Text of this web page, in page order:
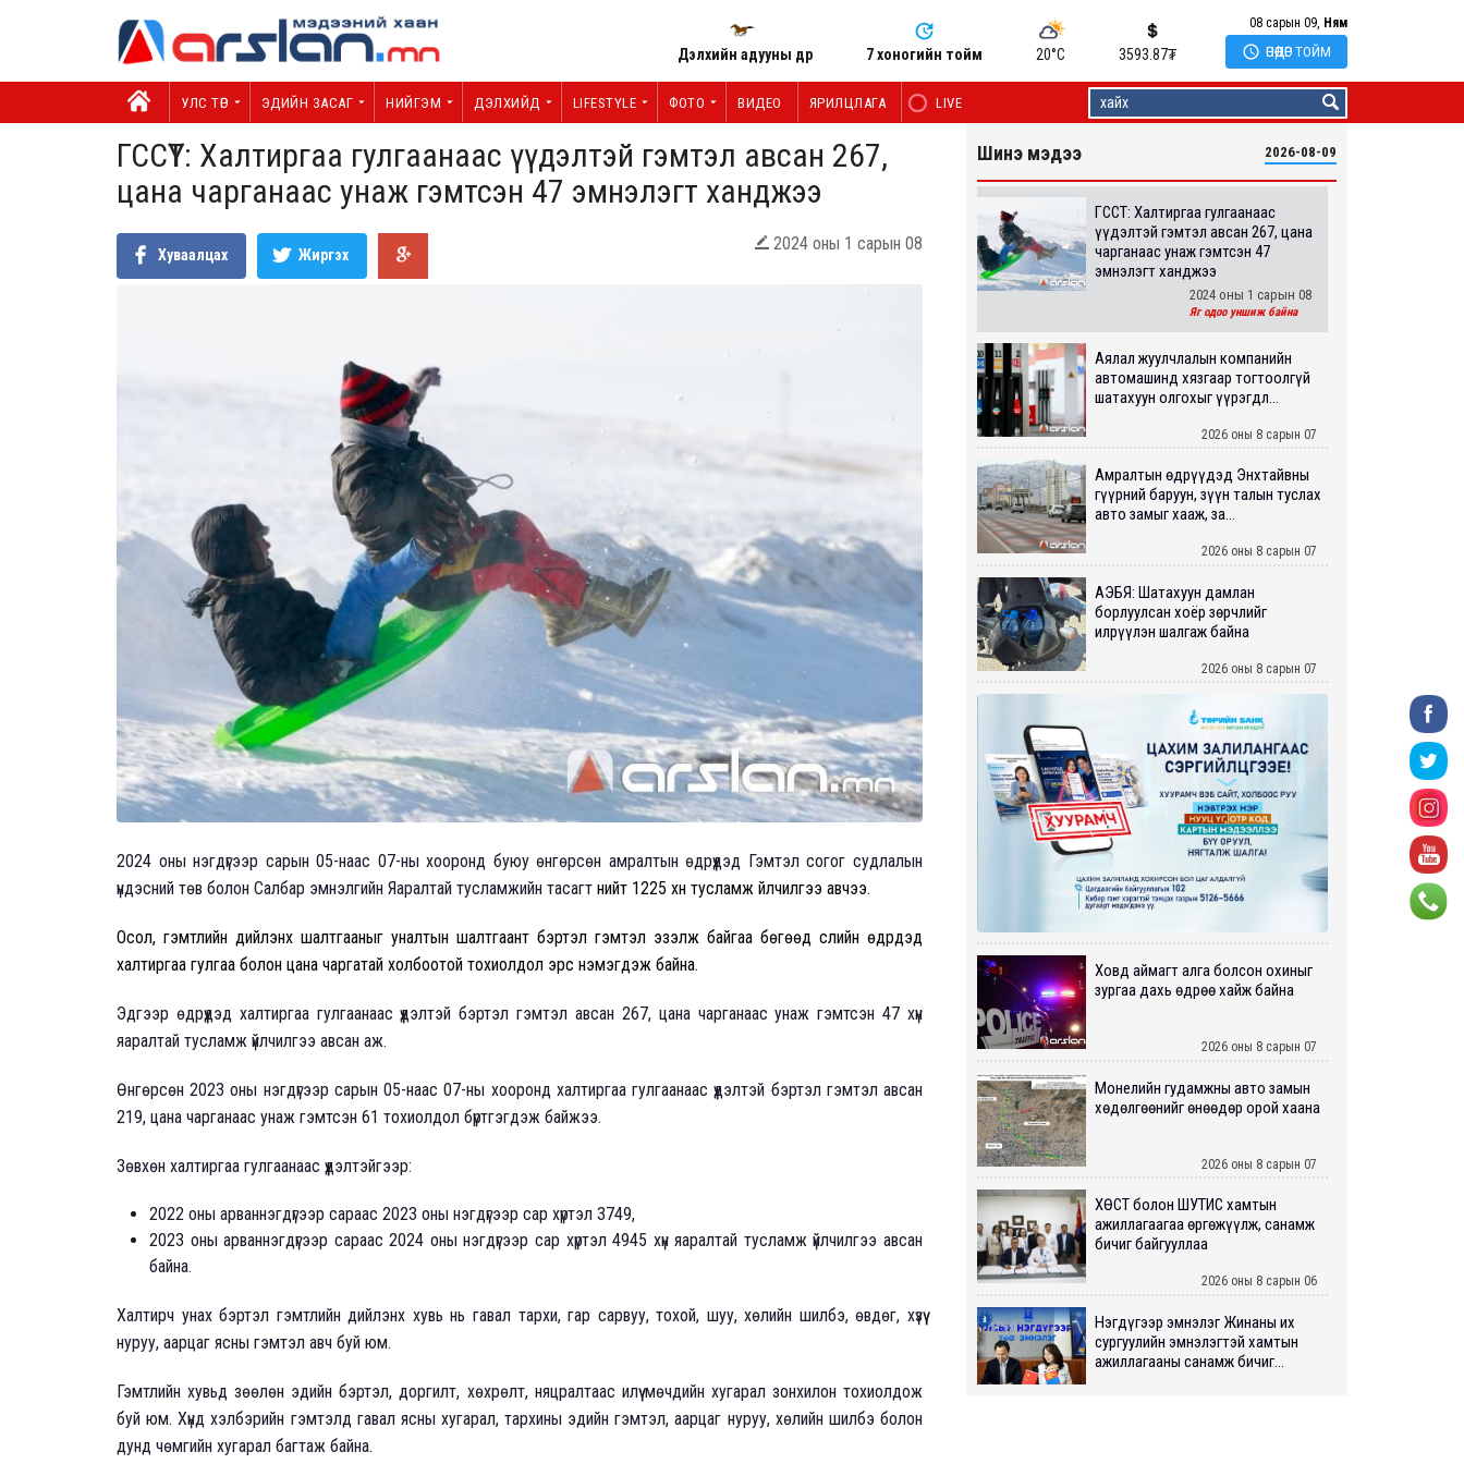
Дэлхийн адууны өдөр 7 хоногийн тойм 20°C 3593.87₮
08 сарын 09, Ням
 ӨНӨӨДӨР ТОЙМ
УЛС ТӨР ЭДИЙН ЗАСАГ НИЙГЭМ ДЭЛХИЙД LIFESTYLE ФОТО ВИДЕО ЯРИЛЦЛАГА LIVE
ГССҮТ: Халтиргаа гулгаанаас үүдэлтэй гэмтэл авсан 267,
цана чарганаас унаж гэмтсэн 47 эмнэлэгт ханджээ
Хуваалцах Жиргэх
 2024 оны 1 сарын 08
2024 оны нэгдүгээр сарын 05-наас 07-ны хооронд буюу өнгөрсөн амралтын өдрүүдэд Гэмтэл согог судлалын
үндэсний төв болон Салбар эмнэлгийн Яаралтай тусламжийн тасагт нийт 1225 хүн тусламж үйлчилгээ авчээ.
Осол, гэмтлийн дийлэнх шалтгааныг уналтын шалтгаант бэртэл гэмтэл эзэлж байгаа бөгөөд сүүлийн өдрүүдэд
халтиргаа гулгаа болон цана чаргатай холбоотой тохиолдол эрс нэмэгдэж байна.
Эдгээр өдрүүдэд халтиргаа гулгаанаас үүдэлтэй бэртэл гэмтэл авсан 267, цана чарганаас унаж гэмтсэн 47 хүн
яаралтай тусламж үйлчилгээ авсан аж.
Өнгөрсөн 2023 оны нэгдүгээр сарын 05-наас 07-ны хооронд халтиргаа гулгаанаас үүдэлтэй бэртэл гэмтэл авсан
219, цана чарганаас унаж гэмтсэн 61 тохиолдол бүртгэгдэж байжээ.
Зөвхөн халтиргаа гулгаанаас үүдэлтэйгээр:
2022 оны арваннэгдүгээр сараас 2023 оны нэгдүгээр сар хүртэл 3749,
2023 оны арваннэгдүгээр сараас 2024 оны нэгдүгээр сар хүртэл 4945 хүн яаралтай тусламж үйлчилгээ авсан
байна.
Халтирч унах бэртэл гэмтлийн дийлэнх хувь нь гавал тархи, гар сарвуу, тохой, шуу, хөлийн шилбэ, өвдөг, хүзүү
нуруу, аарцаг ясны гэмтэл авч буй юм.
Гэмтлийн хувьд зөөлөн эдийн бэртэл, доргилт, хөхрөлт, няцралтаас илүү мөчдийн хугарал зонхилон тохиолдож
буй юм. Хүнд хэлбэрийн гэмтэлд гавал ясны хугарал, тархины эдийн гэмтэл, аарцаг нуруу, хөлийн шилбэ болон
дунд чөмгийн хугарал багтаж байна.
Шинэ мэдээ 2026-08-09
ГССҮТ: Халтиргаа гулгаанаас
үүдэлтэй гэмтэл авсан 267, цана
чарганаас унаж гэмтсэн 47
эмнэлэгт ханджээ
2024 оны 1 сарын 08
Яг одоо уншиж байна
Аялал жуулчлалын компанийн
автомашинд хязгаар тогтоолгүй
шатахуун олгохыг үүрэгдл...
2026 оны 8 сарын 07
Амралтын өдрүүдэд Энхтайвны
гүүрний баруун, зүүн талын туслах
авто замыг хааж, за...
2026 оны 8 сарын 07
АҮЭБЯ: Шатахуун дамлан
борлуулсан хоёр зөрчлийг
илрүүлэн шалгаж байна
2026 оны 8 сарын 07
Ховд аймагт алга болсон охиныг
зургаа дахь өдрөө хайж байна
2026 оны 8 сарын 07
Монелийн гудамжны авто замын
хөдөлгөөнийг өнөөдөр орой хаана
2026 оны 8 сарын 07
ХӨСҮТ болон ШУТИС хамтын
ажиллагаагаа өргөжүүлж, санамж
бичиг байгууллаа
2026 оны 8 сарын 06
Нэгдүгээр эмнэлэг Жинаны их
сургуулийн эмнэлэгтэй хамтын
ажиллагааны санамж бичиг...